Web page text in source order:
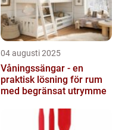
04 augusti 2025
Våningssängar - en
praktisk lösning för rum
med begränsat utrymme